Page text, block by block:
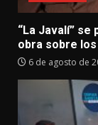
“La Javalí” se
obra sobre
6 de agosto de